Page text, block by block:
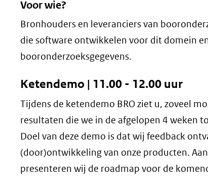
Voor wie?
Bronhouders en leveranciers van
die software ontwikkelen voor dit domein
booronderzoeksgegevens.
Ketendemo | 11.00 - 12.00 uur
Tijdens de ketendemo BRO ziet u, zoveel
resultaten die we in de afgelopen 4 weken
Doel van deze demo is dat wij feedback
(door)ontwikkeling van onze producten.
presenteren wij de roadmap voor de